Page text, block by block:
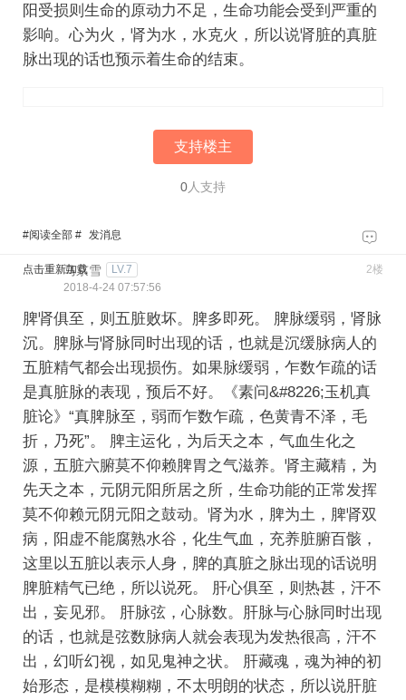
阳受损则生命的原动力不足，生命功能会受到严重的
影响。心为火，肾为水，水克火，所以说肾脏的真脏
脉出现的话也预示着生命的结束。
支持楼主
0人支持
#阅读全部 # 发消息
点击重新加载
马京雪 LV.7
2楼
2018-4-24 07:57:56
脾肾俱至，则五脏败坏。脾多即死。
脾脉缓弱，肾脉
沉。脾脉与肾脉同时出现的话，也就是沉缓脉病人的
五脏精气都会出现损伤。如果脉缓弱，乍数乍疏的话
是真脏脉的表现，预后不好。《素问&#8226;玉机真
脏论》“真脾脉至，弱而乍数乍疏，色黄青不泽，毛
折，乃死”。
脾主运化，为后天之本，气血生化之
源，五脏六腑莫不仰赖脾胃之气滋养。肾主藏精，为
先天之本，元阴元阳所居之所，生命功能的正常发挥
莫不仰赖元阴元阳之鼓动。肾为水，脾为土，脾肾双
病，阳虚不能腐熟水谷，化生气血，充养脏腑百骸，
这里以五脏以表示人身，脾的真脏之脉出现的话说明
脾脏精气已绝，所以说死。
肝心俱至，则热甚，汗不
出，妄见邪。
肝脉弦，心脉数。肝脉与心脉同时出现
的话，也就是弦数脉病人就会表现为发热很高，汗不
出，幻听幻视，如见鬼神之状。
肝藏魂，魂为神的初
始形态，是模模糊糊，不太明朗的状态，所以说肝脏